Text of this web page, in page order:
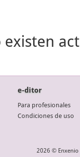
e-ditor
Para profesionales
Condiciones de uso
2026 © Enxenio